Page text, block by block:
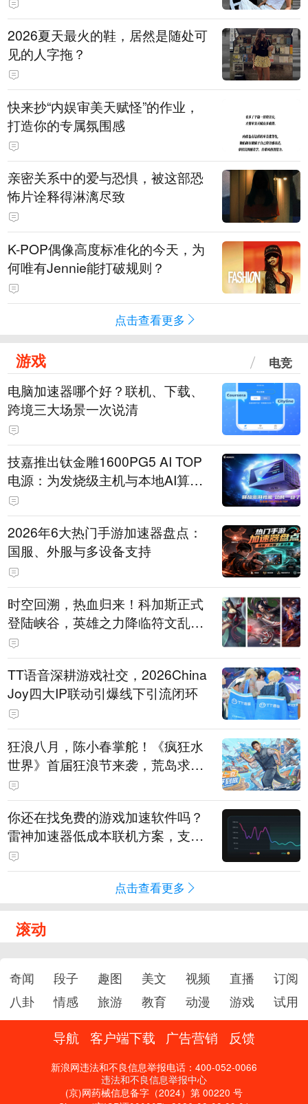
2026夏天最火的鞋，居然是随处可
见的人字拖？
快来抄“内娱审美天赋怪”的作业，
打造你的专属氛围感
亲密关系中的爱与恐惧，被这部恐
怖片诠释得淋漓尽致
K-POP偶像高度标准化的今天，为
何唯有Jennie能打破规则？
点击查看更多
游戏 电竞
电脑加速器哪个好？联机、下载、
跨境三大场景一次说清
技嘉推出钛金雕1600PG5 AI TOP
电源：为发烧级主机与本地AI算力
打造旗舰供电方案
2026年6大热门手游加速器盘点：
国服、外服与多设备支持
时空回溯，热血归来！科加斯正式
登陆峡谷，英雄之力降临符文乱
斗！
TT语音深耕游戏社交，2026China
Joy四大IP联动引爆线下引流闭环
狂浪八月，陈小春掌舵！《疯狂水
世界》首届狂浪节来袭，荒岛求生
直播即将开启
你还在找免费的游戏加速软件吗？
雷神加速器低成本联机方案，支持
免费试用
点击查看更多
滚动
奇闻 段子 趣图 美文 视频 直播
订阅
八卦
情感 旅游 教育 动漫 游戏 试用
导航 客户端下载 广告营销 反馈
新浪网违法和不良信息举报电话：400-052-0066
违法和不良信息举报中心
(京)网药械信息备字（2024）第 00220 号